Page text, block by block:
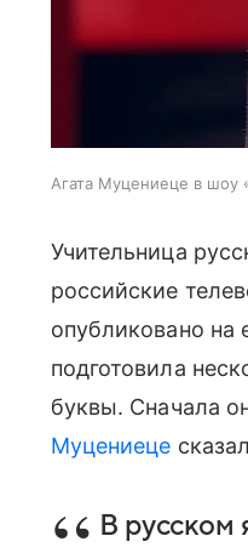
Агата Муцениеце в шоу
Учительница
российские
опубликовано на
подготовила
буквы. Сначала
Муцениеце
В русском